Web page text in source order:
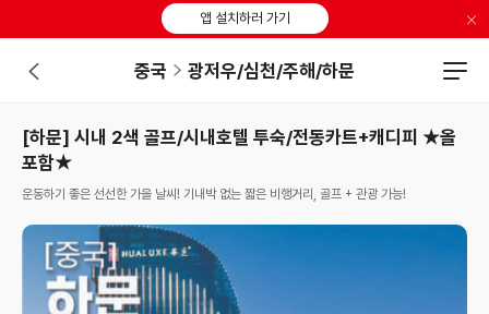
앱 설치하러 가기 ×
중국 광저우/심천/주해/하문
[하문] 시내 2색 골프/시내호텔 투숙/전동카트+캐디피 ★올
포함★
운동하기 좋은 선선한 가을 날씨! 기내박 없는 짧은 비행거리, 골프 + 관광 가능!